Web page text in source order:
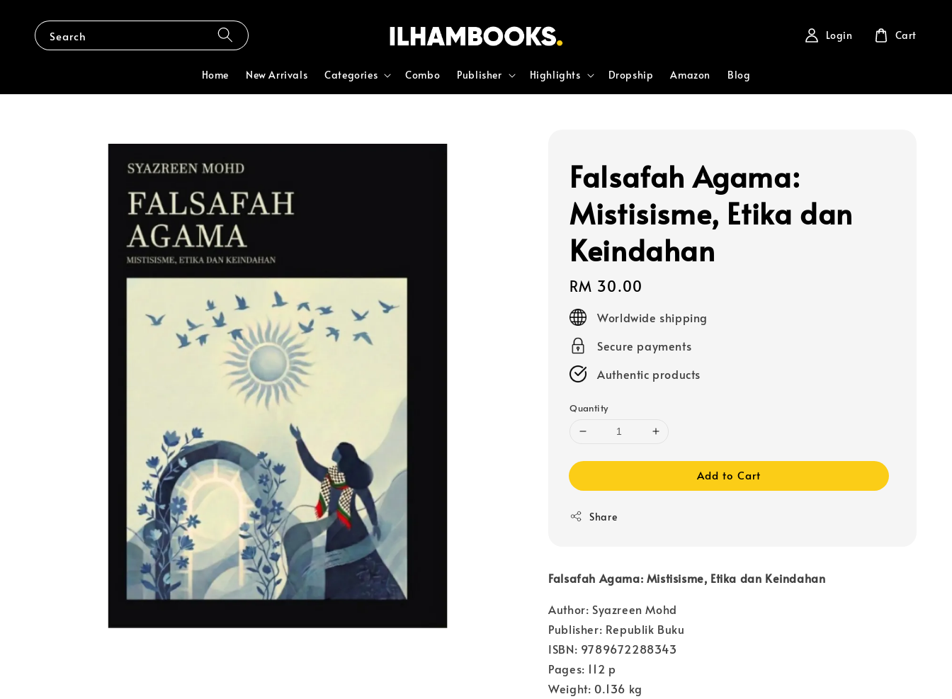
Search
Home New Arrivals Categories Combo Publisher Highlights Dropship Amazon Blog
Login Cart
Falsafah Agama:
Mistisisme, Etika dan
Keindahan
Regular
price
RM 30.00
Worldwide shipping
Secure payments
Authentic products
Quantity
Add to Cart
Share
Falsafah Agama: Mistisisme, Etika dan Keindahan
Author: Syazreen Mohd
Publisher: Republik Buku
ISBN: 9789672288343
Pages: 112 p
Weight: 0.136 kg